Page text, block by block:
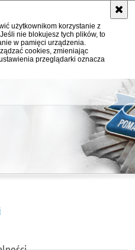
użytkownikom korzystanie z
nie blokujesz tych plików, to
w pamięci urządzenia.
cookies, zmieniając
przeglądarki oznacza